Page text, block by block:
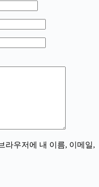
라우저에 내 이름, 이메일,